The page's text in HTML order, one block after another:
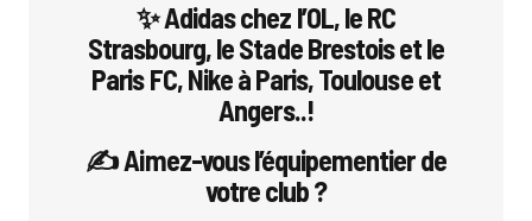
✨️ Adidas chez l’OL, le RC
Strasbourg, le Stade Brestois et le
Paris FC, Nike à Paris, Toulouse et
Angers..!
✍️ Aimez-vous l’équipementier de
votre club ?